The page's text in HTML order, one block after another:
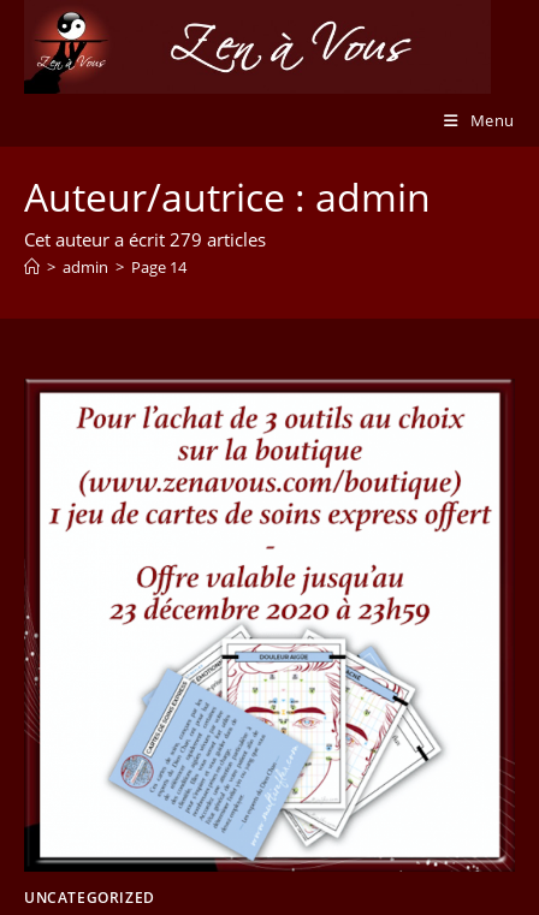
content
Menu
Auteur/autrice : admin
Cet auteur a écrit 279 articles
> admin > Page 14
UNCATEGORIZED